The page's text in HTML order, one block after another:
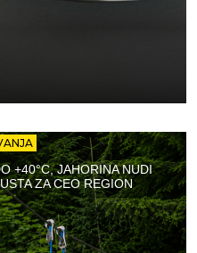
+40°C, JAHORINA NUDI
ZA CEO REGION